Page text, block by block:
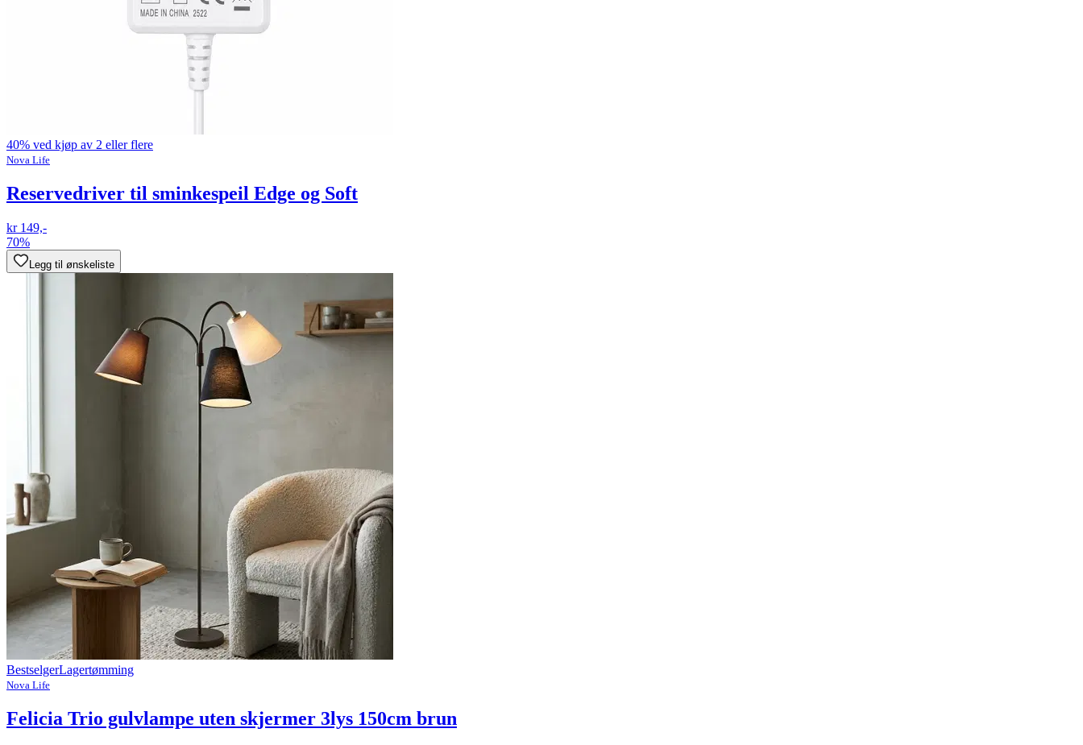
40% ved kjøp av 2 eller flere
Nova Life
Reservedriver til sminkespeil Edge og Soft
kr 149,-
70%
Legg til ønskeliste
BestselgerLagertømming
Nova Life
Felicia Trio gulvlampe uten skjermer 3lys 150cm brun